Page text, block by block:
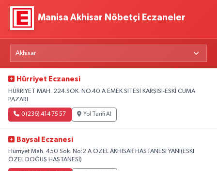
Manisa Akhisar Nöbetçi Eczaneler
Hürriyet Eczanesi
HÜRRİYET MAH. 224.SOK. NO.40 A EMEK SİTESİ KARŞISI-ESKİ CUMA
PAZARI
0 (236) 414 75 57 Yol Tarifi Al
Baysal Eczanesi
Hürriyet Mah. 450 Sok. No:2 A ÖZEL AKHİSAR HASTANESİ YANI(ESKİ
ÖZEL DOĞUŞ HASTANESİ)